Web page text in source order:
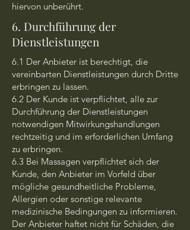
hiervon unberührt.
6. Durchführung der
Dienstleistungen
6.1 Der Anbieter ist berechtigt, die
vereinbarten Dienstleistungen durch Dritte
erbringen zu lassen.
6.2 Der Kunde ist verpflichtet, alle zur
Durchführung der Dienstleistungen
notwendigen Mitwirkungshandlungen
rechtzeitig und im erforderlichen Umfang
zu erbringen.
6.3 Bei Massagen verpflichtet sich der
Kunde, den Anbieter im Vorfeld über
mögliche gesundheitliche Probleme,
Allergien oder sonstige relevante
medizinische Bedingungen zu informieren.
Der Anbieter haftet nicht für Schäden, die